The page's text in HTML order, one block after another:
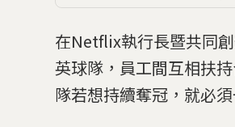
在Netflix執行長暨共同
英球隊，員工間互相扶
隊若想持續奪冠，就必